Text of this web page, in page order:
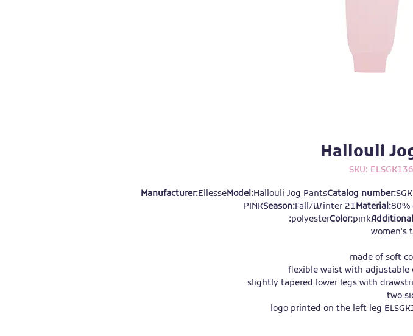
Hallouli
Manufacturer:EllesseModel:Hallouli Jog PantsCatalog number:
PINKSeason:Fall/Winter 21Material:80%
polyesterColor:pink
women's
made of soft
flexible waist with adjustable
slightly tapered lower legs with
two
logo printed on the left leg